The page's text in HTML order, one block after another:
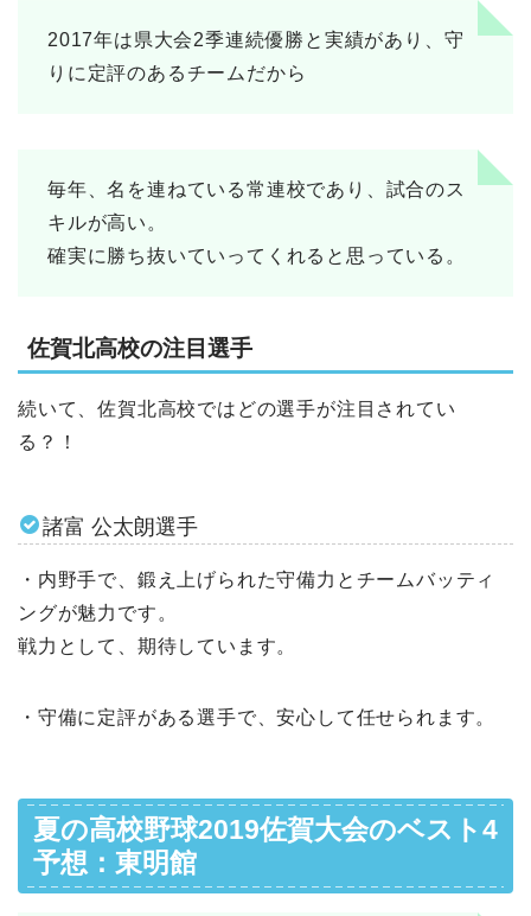
2017年は県大会2季連続優勝と実績があり、守
りに定評のあるチームだから
毎年、名を連ねている常連校であり、試合のス
キルが高い。
確実に勝ち抜いていってくれると思っている。
佐賀北高校の注目選手
続いて、佐賀北高校ではどの選手が注目されてい
る？！
諸富 公太朗選手
・内野手で、鍛え上げられた守備力とチームバッティ
ングが魅力です。
戦力として、期待しています。
・守備に定評がある選手で、安心して任せられます。
夏の高校野球2019佐賀大会のベスト4
予想：東明館